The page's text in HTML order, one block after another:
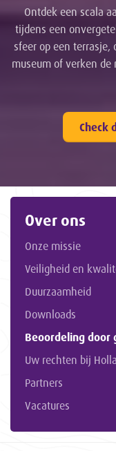
Ontdek een scala
tijdens een
sfeer op een
museum of verken
Check
Over ons
Onze missie
Veiligheid en
Duurzaamheid
Downloads
Beoordeling door
Uw rechten bij
Partners
Vacatures